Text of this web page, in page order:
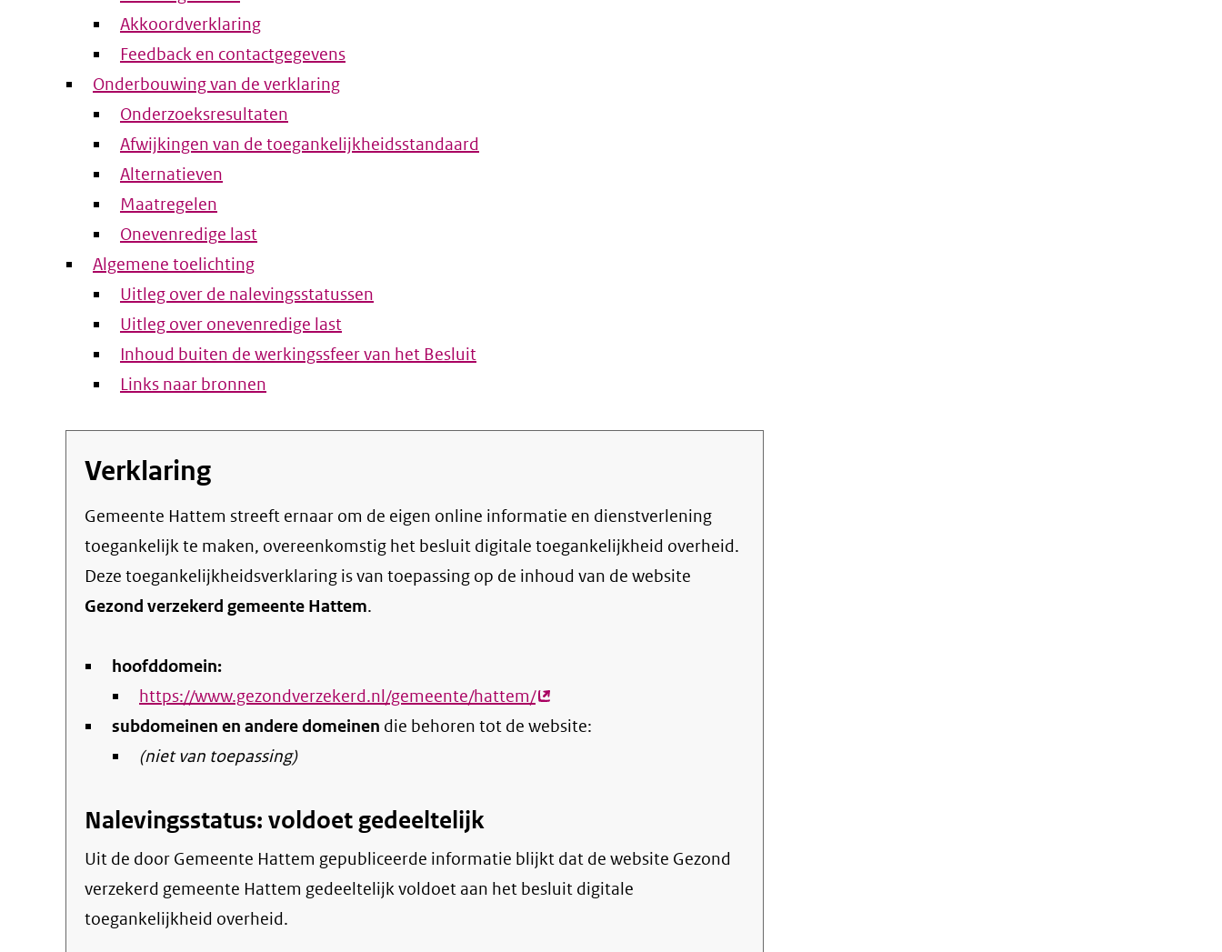
Akkoordverklaring
Feedback en contactgegevens
Onderbouwing van de verklaring
Onderzoeksresultaten
Afwijkingen van de toegankelijkheidsstandaard
Alternatieven
Maatregelen
Onevenredige last
Algemene toelichting
Uitleg over de nalevingsstatussen
Uitleg over onevenredige last
Inhoud buiten de werkingssfeer van het Besluit
Links naar bronnen
Verklaring
Gemeente Hattem streeft ernaar om de eigen online informatie en dienstverlening
toegankelijk te maken, overeenkomstig het besluit digitale toegankelijkheid overheid.
Deze toegankelijkheidsverklaring is van toepassing op de inhoud van de website
Gezond verzekerd gemeente Hattem.
hoofddomein:
https://www.gezondverzekerd.nl/gemeente/hattem/(externe
link)
subdomeinen en andere domeinen die behoren tot de website:
(niet van toepassing)
Nalevingsstatus: voldoet gedeeltelijk
Uit de door Gemeente Hattem gepubliceerde informatie blijkt dat de website Gezond
verzekerd gemeente Hattem gedeeltelijk voldoet aan het besluit digitale
toegankelijkheid overheid.